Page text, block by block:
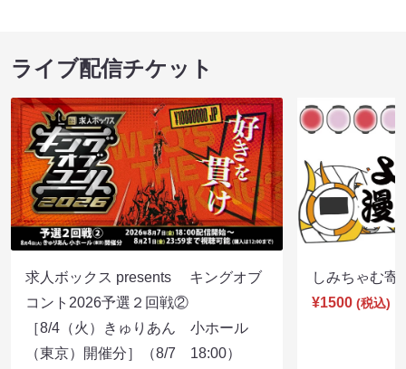
ライブ配信チケット
求人ボックス presents キングオブ
コント2026予選２回戦②
［8/4（火）きゅりあん 小ホール
（東京）開催分］（8/7 18:00）
しみちゃむ
¥1500 (税込)